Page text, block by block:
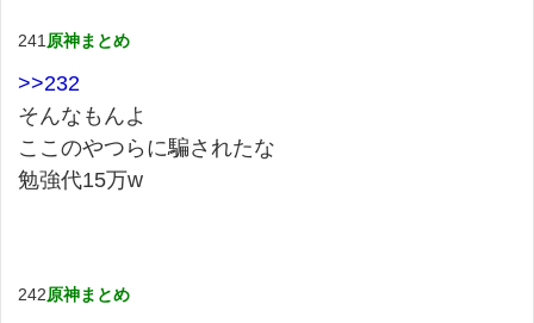
241 原神まとめ
>>232
そんなもんよ
ここのやつらに騙されたな
勉強代15万w
242原神まとめ